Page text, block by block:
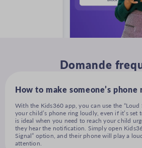
Domande
How to make someone’s phone
With the Kids360 app, you can use the “Loud
your child’s phone ring loudly, even if it’s set
is ideal when you need to reach your child
they hear the notification. Simply open
Signal” option, and their phone will play a
attention.